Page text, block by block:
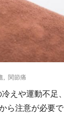
関節痛
えや運動不足、
ら注意が必要で